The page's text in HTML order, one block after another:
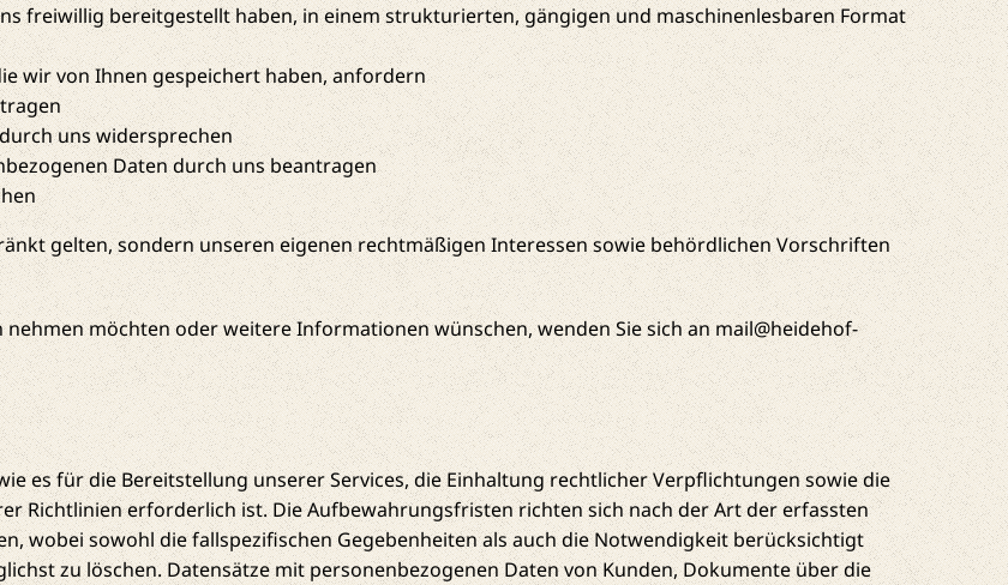
freiwillig bereitgestellt haben, in einem strukturierten, gängigen und maschinenlesbaren Format
wir von Ihnen gespeichert haben, anfordern
uns widersprechen
Daten durch uns beantragen
gelten, sondern unseren eigenen rechtmäßigen Interessen sowie behördlichen Vorschriften
möchten oder weitere Informationen wünschen, wenden Sie sich an mail@heidehof-
es für die Bereitstellung unserer Services, die Einhaltung rechtlicher Verpflichtungen sowie die
Richtlinien erforderlich ist. Die Aufbewahrungsfristen richten sich nach der Art der erfassten
wobei sowohl die fallspezifischen Gegebenheiten als auch die Notwendigkeit berücksichtigt
zu löschen. Datensätze mit personenbezogenen Daten von Kunden, Dokumente über die